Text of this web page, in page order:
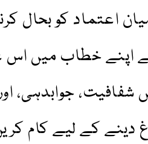
اعتماد کو بحال
خطاب میں اس
شفافیت، جوابدہی،
دینے کے لیے کام